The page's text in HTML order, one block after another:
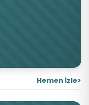
Hemen İzle>